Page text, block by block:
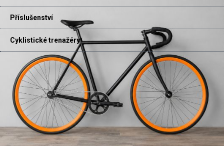
Příslušenství
Cyklistické trenažéry